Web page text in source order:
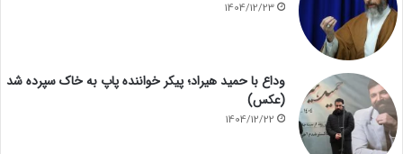
1404/12/23
وداع با حمید هیراد؛ پیکر خواننده پاپ به خاک سپرده شد
(عکس)
1404/12/22